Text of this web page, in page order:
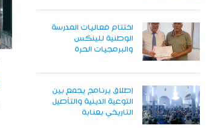
اختتام فعاليات المدرسة
الوطنية للينكس
والبرمجيات الحرة
إطلاق برنامج يجمع بين
التوعية الدينية والتأصيل
التاريخي بعنابة